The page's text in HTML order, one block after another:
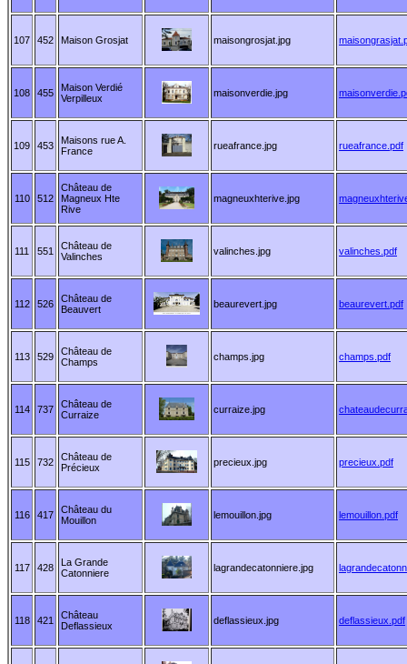
107 452 Maison Grosjat maisongrosjat.jpg
108 455
Maison Verdié
Verpilleux
maisonverdie.jpg
109 453
Maisons rue A.
France
rueafrance.jpg rueafrance.pdf
110 512
Château de
Magneux Hte
Rive
magneuxhterive.jpg
111 551
Château de
Valinches
valinches.jpg valinches.pdf
112 526
Château de
Beauvert
beaurevert.jpg beaurevert.pdf
113 529
Château de
Champs
champs.jpg champs.pdf
114 737
Château de
Curraize
curraize.jpg
115 732
Château de
Précieux
precieux.jpg precieux.pdf
116 417
Château du
Mouillon
lemouillon.jpg lemouillon.pdf
117 428
La Grande
Catonniere
lagrandecatonniere.jpg
118 421
Château
Deflassieux
deflassieux.jpg deflassieux.pdf